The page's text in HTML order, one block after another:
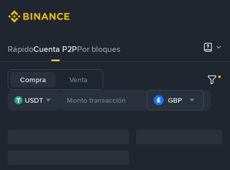
RápidoCuenta P2PPor bloques
Compra Venta
USDT GBP